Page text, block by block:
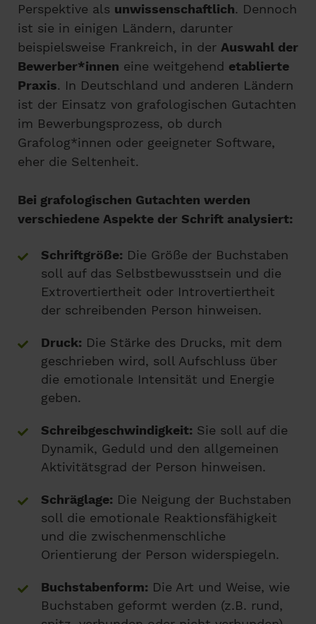
Perspektive als unwissenschaftlich. Dennoch
ist sie in einigen Ländern, darunter
beispielsweise Frankreich, in der Auswahl der
Bewerber*innen eine weitgehend etablierte
Praxis. In Deutschland und anderen Ländern
ist der Einsatz von grafologischen Gutachten
im Bewerbungsprozess, ob durch
Grafolog*innen oder geeigneter Software,
eher die Seltenheit.
Bei grafologischen Gutachten werden
verschiedene Aspekte der Schrift analysiert:
Schriftgröße: Die Größe der Buchstaben
soll auf das Selbstbewusstsein und die
Extrovertiertheit oder Introvertiertheit
der schreibenden Person hinweisen.
Druck: Die Stärke des Drucks, mit dem
geschrieben wird, soll Aufschluss über
die emotionale Intensität und Energie
geben.
Schreibgeschwindigkeit: Sie soll auf die
Dynamik, Geduld und den allgemeinen
Aktivitätsgrad der Person hinweisen.
Schräglage: Die Neigung der Buchstaben
soll die emotionale Reaktionsfähigkeit
und die zwischenmenschliche
Orientierung der Person widerspiegeln.
Buchstabenform: Die Art und Weise, wie
Buchstaben geformt werden (z.B. rund,